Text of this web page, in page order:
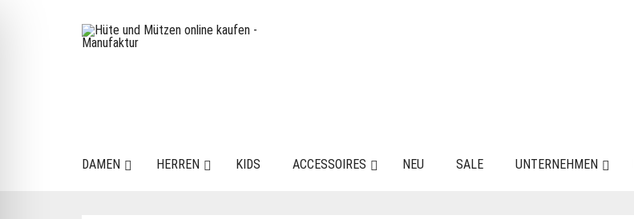
DAMEN HERREN KIDS ACCESSOIRES NEU SALE UNTERNEHMEN